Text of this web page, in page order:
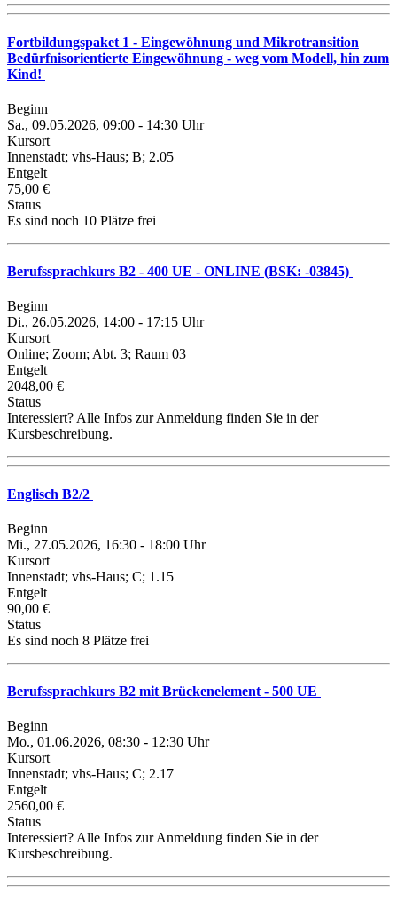
Fortbildungspaket 1 - Eingewöhnung und Mikrotransition
Bedürfnisorientierte Eingewöhnung - weg vom Modell, hin zum
Kind!
Beginn
Sa., 09.05.2026, 09:00 - 14:30 Uhr
Kursort
Innenstadt; vhs-Haus; B; 2.05
Entgelt
75,00 €
Status
Es sind noch 10 Plätze frei
Berufssprachkurs B2 - 400 UE - ONLINE (BSK: -03845)
Beginn
Di., 26.05.2026, 14:00 - 17:15 Uhr
Kursort
Online; Zoom; Abt. 3; Raum 03
Entgelt
2048,00 €
Status
Interessiert? Alle Infos zur Anmeldung finden Sie in der
Kursbeschreibung.
Englisch B2/2
Beginn
Mi., 27.05.2026, 16:30 - 18:00 Uhr
Kursort
Innenstadt; vhs-Haus; C; 1.15
Entgelt
90,00 €
Status
Es sind noch 8 Plätze frei
Berufssprachkurs B2 mit Brückenelement - 500 UE
Beginn
Mo., 01.06.2026, 08:30 - 12:30 Uhr
Kursort
Innenstadt; vhs-Haus; C; 2.17
Entgelt
2560,00 €
Status
Interessiert? Alle Infos zur Anmeldung finden Sie in der
Kursbeschreibung.